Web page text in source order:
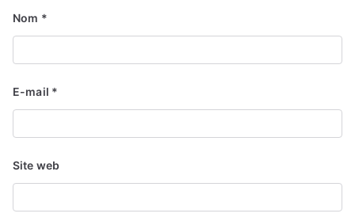
Nom *
E-mail *
Site web